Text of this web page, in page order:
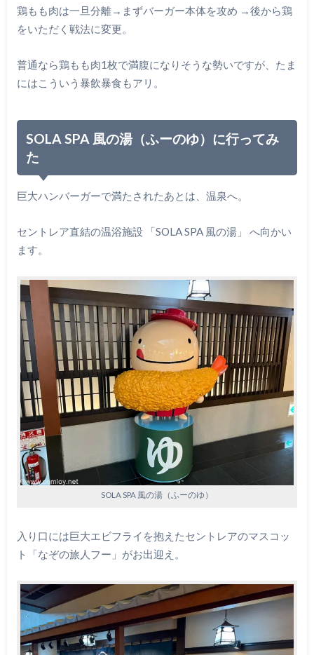
鶏もも肉は一旦分離→まずバーガー本体を攻め →後から鶏
をいただく戦法に変更。
普通なら鶏もも肉1枚で満腹になりそうな勢いですが、たま
にはこういう暴飲暴食もアリ。
SOLA SPA 風の湯（ふーのゆ）に行ってみ
た
巨大ハンバーガーで満たされたあとは、温泉へ。
セントレア直結の温浴施設 「SOLA SPA 風の湯」 へ向かい
ます。
SOLA SPA 風の湯（ふーのゆ）
入り口には巨大エビフライを抱えたセントレアのマスコッ
ト「なぞの旅人フー」がお出迎え。